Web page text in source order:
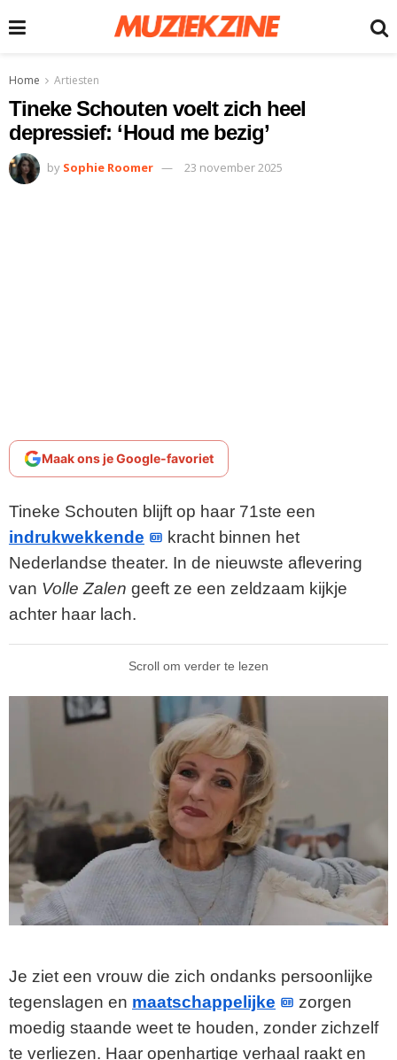
Home Artiesten
Tineke Schouten voelt zich heel
depressief: ‘Houd me bezig’
by Sophie Roomer 23 november 2025
Maak ons je Google-favoriet
Tineke Schouten blijft op haar 71ste een
indrukwekkende
kracht binnen het
Nederlandse theater. In de nieuwste aflevering
van Volle Zalen geeft ze een zeldzaam kijkje
achter haar lach.
Scroll om verder te lezen
Je ziet een vrouw die zich ondanks persoonlijke
tegenslagen en maatschappelijke
zorgen
moedig staande weet te houden, zonder zichzelf
te verliezen. Haar openhartige verhaal raakt en